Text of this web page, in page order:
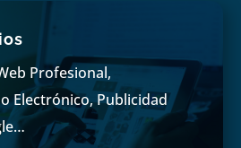
Profesional,
Electrónico, Publicidad